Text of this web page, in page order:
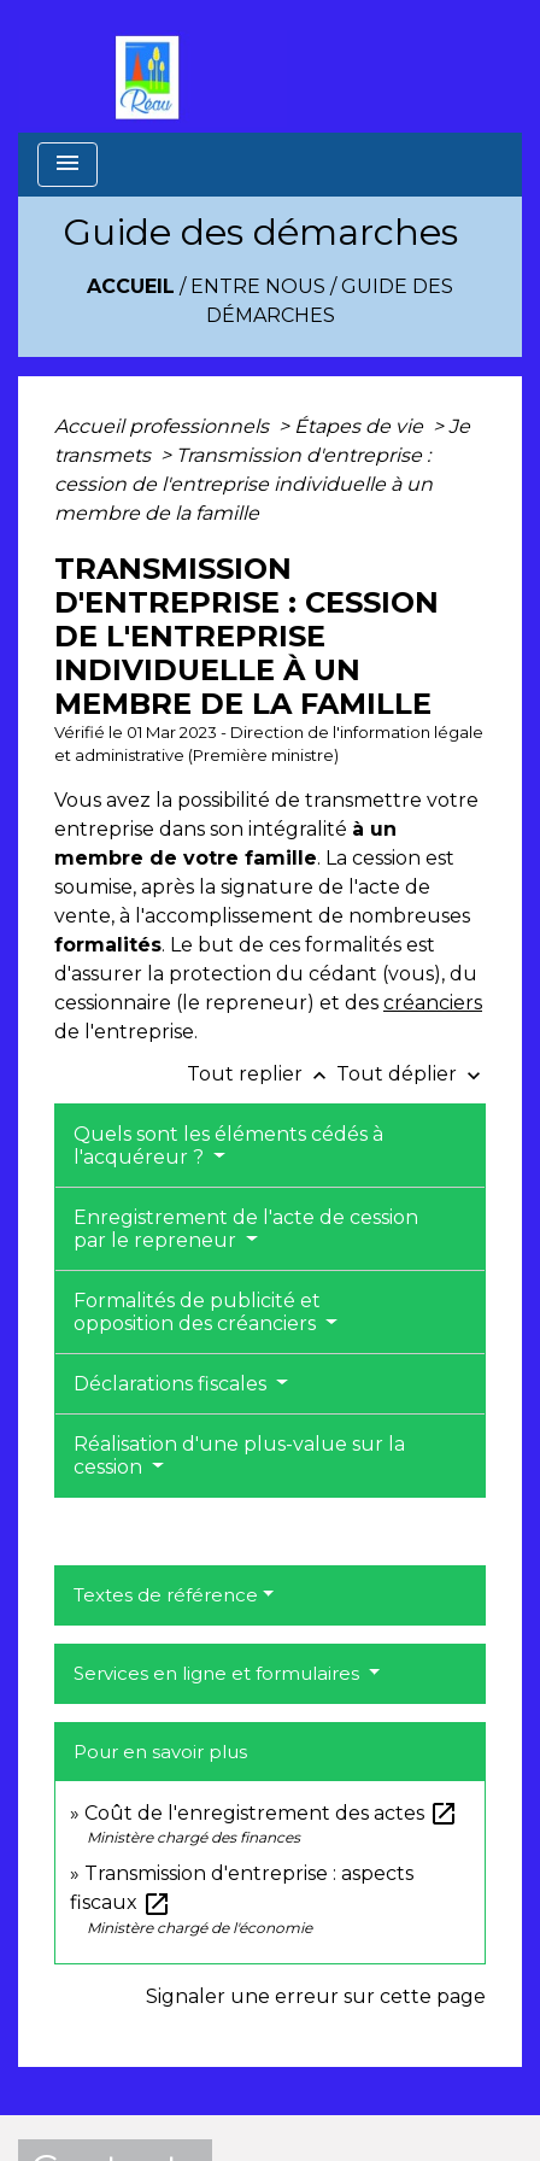
menu
Guide des démarches
ACCUEIL / ENTRE NOUS /GUIDE DES
DÉMARCHES
Accueil professionnels > Étapes de vie > Je
transmets > Transmission d'entreprise :
cession de l'entreprise individuelle à un
membre de la famille
TRANSMISSION
D'ENTREPRISE : CESSION
DE L'ENTREPRISE
INDIVIDUELLE À UN
MEMBRE DE LA FAMILLE
Vérifié le 01 Mar 2023 - Direction de l'information légale
et administrative (Première ministre)
Vous avez la possibilité de transmettre votre
entreprise dans son intégralité à un
membre de votre famille. La cession est
soumise, après la signature de l'acte de
vente, à l'accomplissement de nombreuses
formalités. Le but de ces formalités est
d'assurer la protection du cédant (vous), du
cessionnaire (le repreneur) et des créanciers
de l'entreprise.
Tout replier keyboard_arrow_up Tout déplier keyboard_arrow_down
Quels sont les éléments cédés à
l'acquéreur ?
Enregistrement de l'acte de cession
par le repreneur
Formalités de publicité et
opposition des créanciers
Déclarations fiscales
Réalisation d'une plus-value sur la
cession
Textes de référence
Services en ligne et formulaires
Pour en savoir plus
Coût de l'enregistrement des actes open_in_new
Ministère chargé des finances
Transmission d'entreprise : aspects
fiscaux open_in_new
Ministère chargé de l'économie
Signaler une erreur sur cette page